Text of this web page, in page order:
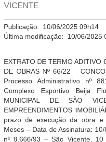
VICENTE
Publicação: 10/06/2025 09h14
Última modificação: 10/06/2025
EXTRATO DE TERMO ADITIVO
DE OBRAS Nº 66/22 –
Processo Administrativo nº
Complexo Esportivo Beija
MUNICIPAL DE SÃO
EMPREENDIMENTOS
prazo de execução da obra e
Meses – Data de Assinatura:
nº 8.666/93 – São Vicente,